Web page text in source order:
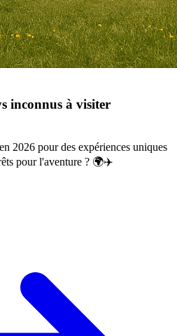
inconnus à visiter
2026 pour des expériences uniques
pour l'aventure ? 🌍✈️